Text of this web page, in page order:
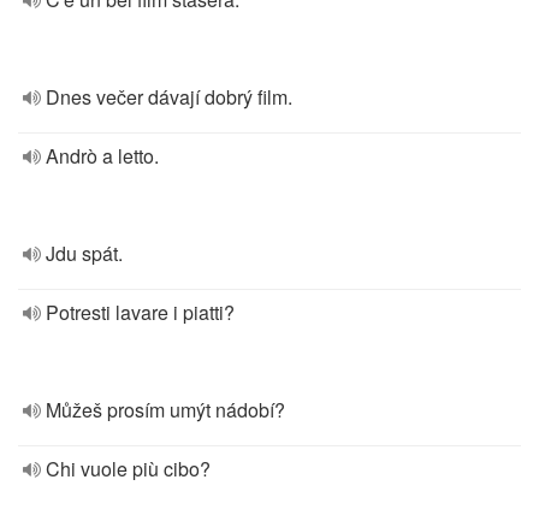
Dnes večer dávají dobrý film.
Andrò a letto.
Jdu spát.
Potresti lavare i piatti?
Můžeš prosím umýt nádobí?
Chi vuole più cibo?